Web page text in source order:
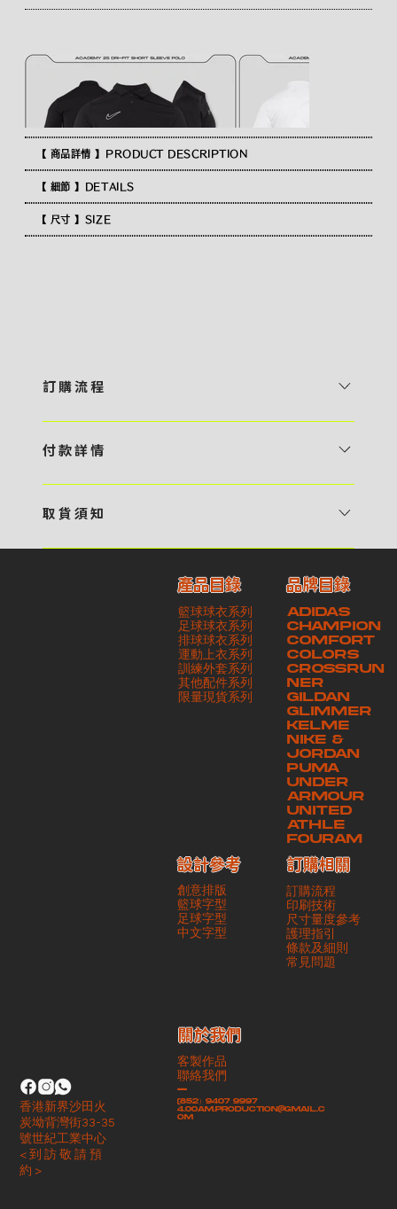
【 商品詳情 】PRODUCT DESCRIPTION
【 細節 】DETAILS
【 尺寸 】SIZE
訂 購 流 程
預 約 〉，參看官網上的商品目錄和作品照片去選擇心儀的款式，同時可
報價 貴客可透過電郵方式或 WhatsApp 平台提交定製資料，4AM 團
相關價目，貴客最終確認後將獲取正式完整單據，請安排繳付貨款訂金以
啟動貨品製作 4 / 商品印製 訂金核實後，4AM 團隊將隨即開始製作 5
/ 貨品提取 商品製作完成後，4AM 團隊將聯絡貴客安排貨款餘額及提取
貨品。貴客可選擇最適合的付款方式以及取貨安排
付 款 詳 情
・ Payme ・ 現金機入數 ・ 銀行櫃檯入數 ・ ATM自動櫃員機轉帳 ・
交易單據。如貴客欲更改電郵地址，請與 4AM 團隊聯絡 - 貴客的付款
記錄可透過電郵 或 WhatsApp平台（ 請註明訂單編號 ）交予4AM 團
隊核實有關款項 - 任何轉帳或換匯交易手續費等額外費用，一概不歸屬
本公司之責任 - 貴客請於收獲本公司正式訂購單據後 3 個工作天內安排
付款。如未能按期繳付所需款項，貴客須緻交因逾期所衍生之額外行政費
取 貨 須 知
請與4AM團隊職員聯絡預約取貨時間｜​ ・ GoGoVan ｜即日完成配送
服務｜運費由貴客現金支付司機｜ ・ 順豐速運 ｜貨件運送需要多於2－
3個工作天｜到付｜​ - 貴客請於貨品可取日起之 10 個工作天內安排提取
貨品，如逾期未取，本公司將不予保存相關貨品。有關貨款訂金將不予歸
還，貴客仍須負責貨款餘額 - 貴客請於收貨時小心核對貨品數量及檢查
貨品品質 - 基於 S.F. Express / GoGoVan 等託運商為第三方服務，
本公司將保證貨品安全到達第三方手中。如第三方在運送過程中引致任何
有關貨品之遺失、損毀、誤投或運送延誤，本公司一律不負責
產品目錄
籃球球衣系列
足球球衣系列
排球球衣系列
運動上衣系列
訓練外套系列
其他配件系列
​限量現貨系列
ADIDAS
CHAMPION
COMFORT
COLORS
CROSSRUN
NER
GILDAN
GLIMMER
KELME
NIKE &
JORDAN
PUMA
UNDER
ARMOUR
UNITED
ATHLE
FOURAM
品牌目錄
創意排版
籃球字型
足球字型
​中文字型
設計參考
訂購流程
印刷技術
尺寸量度參考
護理指引
條款及細則
​常見問題
訂購相關
客製作品
聯絡我們
-
(852）9407 9997
4.00am.production@gmail.c
om
​關於我們
香港新界沙田火
炭坳背灣街33-35
號世紀工業中心
< 到 訪 敬 請 預
約 >